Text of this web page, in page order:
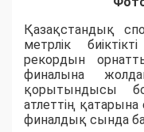
Қазақстандық
метрлік
рекордын
финалына
қорытындысы
атлеттің қатарына
финалдық сында